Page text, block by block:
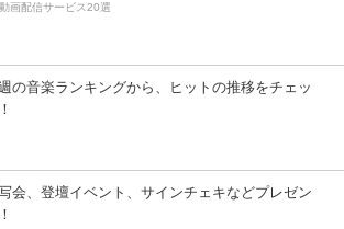
画配信サービス20選
の音楽ランキングから、ヒットの推移をチェッ
会、登壇イベント、サインチェキなどプレゼン